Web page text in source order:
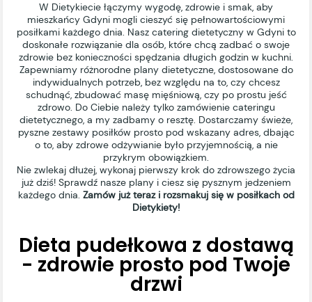
W Dietykiecie łączymy wygodę, zdrowie i smak, aby
mieszkańcy Gdyni mogli cieszyć się pełnowartościowymi
posiłkami każdego dnia. Nasz catering dietetyczny w Gdyni to
doskonałe rozwiązanie dla osób, które chcą zadbać o swoje
zdrowie bez konieczności spędzania długich godzin w kuchni.
Zapewniamy różnorodne plany dietetyczne, dostosowane do
indywidualnych potrzeb, bez względu na to, czy chcesz
schudnąć, zbudować masę mięśniową, czy po prostu jeść
zdrowo. Do Ciebie należy tylko zamówienie cateringu
dietetycznego, a my zadbamy o resztę. Dostarczamy świeże,
pyszne zestawy posiłków prosto pod wskazany adres, dbając
o to, aby zdrowe odżywianie było przyjemnością, a nie
przykrym obowiązkiem.
Nie zwlekaj dłużej, wykonaj pierwszy krok do zdrowszego życia
już dziś! Sprawdź nasze plany i ciesz się pysznym jedzeniem
każdego dnia. Zamów już teraz i rozsmakuj się w posiłkach od
Dietykiety!
Dieta pudełkowa z dostawą
- zdrowie prosto pod Twoje
drzwi